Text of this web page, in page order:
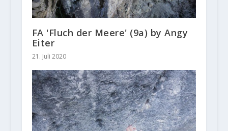
FA 'Fluch der Meere' (9a) by Angy
Eiter
21. Juli 2020